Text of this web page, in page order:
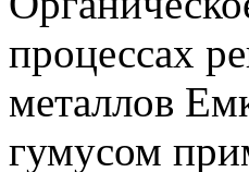
процессах
металлов
гумусом